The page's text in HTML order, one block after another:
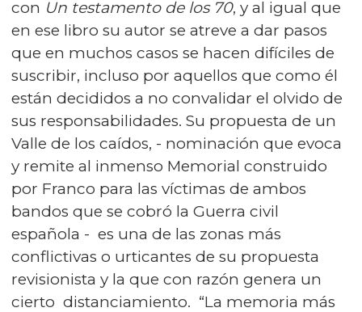
con Un testamento de los 70, y al igual que
en ese libro su autor se atreve a dar pasos
que en muchos casos se hacen difíciles de
suscribir, incluso por aquellos que como él
están decididos a no convalidar el olvido de
sus responsabilidades. Su propuesta de un
Valle de los caídos, - nominación que evoca
y remite al inmenso Memorial construido
por Franco para las víctimas de ambos
bandos que se cobró la Guerra civil
española - es una de las zonas más
conflictivas o urticantes de su propuesta
revisionista y la que con razón genera un
cierto distanciamiento. “La memoria más